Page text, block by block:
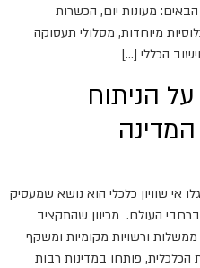
מעונות יום, הכשרות
מיוחדות, מסלולי תעסוקה
הכללי […]
הניתוח
אי שוויון כלכלי הוא נושא שמעסיק
העולם. מכיוון שהתקציב
ורשויות מקומיות ומשקף
הכלכלית, פותחו במדינות רבות